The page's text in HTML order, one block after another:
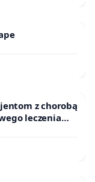
z chorobą
leczenia